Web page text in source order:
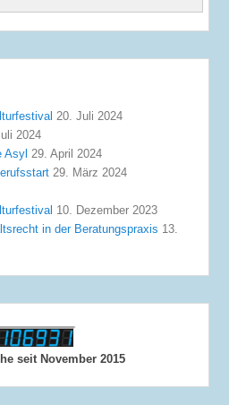
20. Juli 2024
2024
Asyl 29. April 2024
29. März 2024
10. Dezember 2023
in der Beratungspraxis 13.
seit November 2015